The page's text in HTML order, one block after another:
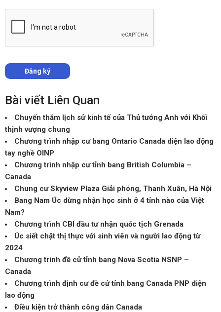
Bài viết Liên Quan
Chuyến thăm lịch sử kinh tế của Thủ tướng Anh với Khối
thịnh vượng chung
Chương trình nhập cư bang Ontario Canada diện lao động
tay nghề OINP
Chương trình nhập cư tỉnh bang British Columbia –
Canada
Chung cư Skyview Plaza Giải phóng, Thanh Xuân, Hà Nội
Bang Nam Úc dừng nhận học sinh ở 4 tỉnh nào của Việt
Nam?
Chương trình CBI đầu tư nhận quốc tịch Grenada
Úc siết chặt thị thực với sinh viên và người lao động từ
2024
Chương trình đề cử tỉnh bang Nova Scotia NSNP –
Canada
Chương trình định cư đề cử tỉnh bang Canada PNP diện
lao động
Điều kiện trở thành công dân Canada